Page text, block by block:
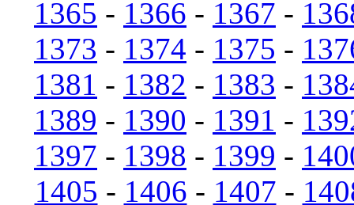
1365 - 1366 - 1367 -
1373 - 1374 - 1375 -
1381 - 1382 - 1383 -
1389 - 1390 - 1391 -
1397 - 1398 - 1399 -
1405 - 1406 - 1407 -